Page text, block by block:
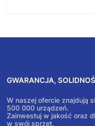
GWARANCJA,
W naszej ofercie znajdują
500 000 urządzeń.
Zainwestuj w jakość oraz
w swój sprzęt.